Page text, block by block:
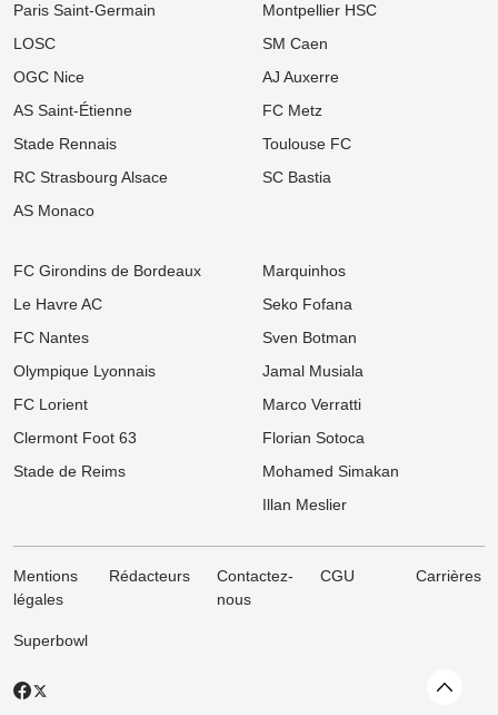
Mercato OM : Accord de principe trouvé avec la Real Sociedad
pour un patron de la défense
08/08 Ligue 1
tentée par les Sang et Or
08/08 Ligue 1
Mercato OM : Place de numéro 1 promise, mais ce crack de
OL : Pourquoi Paulo Fonseca va quitter le club à l'issue de son
contrat
08/08 Ligue 1
15 M€
07/08 Ligue 1
Mercato PSG : Après Barcola, un autre crack pousse pour un
départ
Mercato OM : OM : Le Bayer Leverkusen fait sauter le verrou pour
Paris Saint-Germain
LOSC
OGC Nice
AS Saint-Étienne
Stade Rennais
RC Strasbourg Alsace
AS Monaco
Montpellier HSC
SM Caen
AJ Auxerre
FC Metz
Toulouse FC
SC Bastia
FC Girondins de Bordeaux
Le Havre AC
FC Nantes
Olympique Lyonnais
FC Lorient
Clermont Foot 63
Stade de Reims
Marquinhos
Seko Fofana
Sven Botman
Jamal Musiala
Marco Verratti
Florian Sotoca
Mohamed Simakan
Illan Meslier
Mentions
légales
Rédacteurs
Contactez-
nous
CGU Carrières
Superbowl